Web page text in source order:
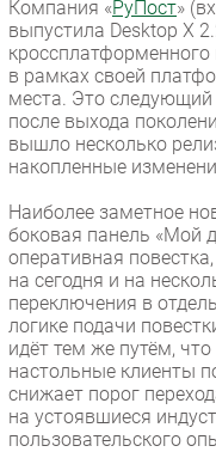
Мероприятия
Проекты
IT класс
Тестовый стенд
Каталог компаний
Компания «РуПост»
выпустила Desktop X
кроссплатформенного
в рамках своей
места. Это следующий
после выхода
вышло несколько
накопленные
Наиболее заметное
боковая панель «Мой
оперативная
на сегодня и на
переключения в
логике подачи
идёт тем же путём,
настольные клиенты
снижает порог
на устоявшиеся
пользовательского